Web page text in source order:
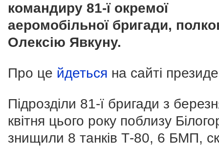
командиру 81-ї окремої
аеромобільної бригади,
Олексію Явкуну.
Про це йдеться на сайті
Підрозділи 81-ї бригади з
квітня цього року поблизу
знищили 8 танків Т-80, 6 БМП,